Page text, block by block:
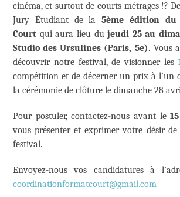
cinéma, et surtout de courts-métrages !?
Jury Étudiant de la 5ème édition du
Court qui aura lieu dujeudi 25 au
Studio des Ursulines (Paris, 5e). Vous
découvrir notre festival, de visionner les
compétition et de décerner un prix à l’un
la cérémonie de clôture le dimanche 28
Pour postuler, contactez-nous avant le
vous présenter et exprimer votre désir
festival.
Envoyez-nous vos candidatures à
coordinationformatcourt@gmail.com